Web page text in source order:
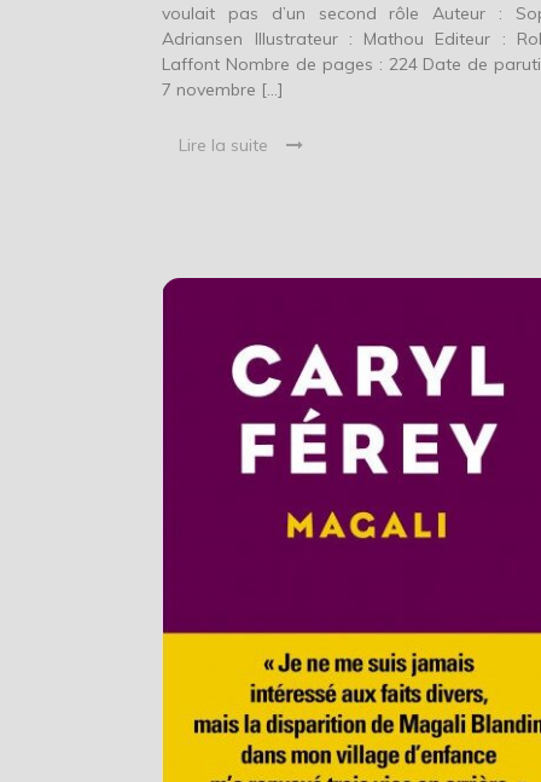
voulait pas d’un second rôle Auteur :
Adriansen Illustrateur : Mathou Editeur :
Laffont Nombre de pages : 224 Date de
7 novembre […]
Lire la suite